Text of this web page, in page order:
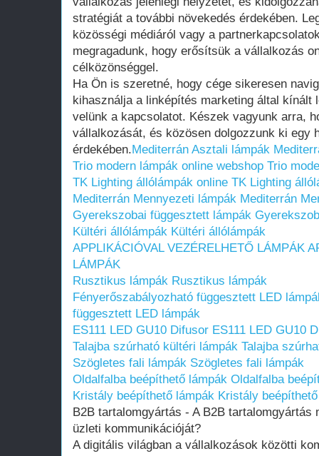
stratégiát a további növekedés érdekében.
közösségi médiáról vagy a
megragadunk, hogy erősítsük a vállalkozás
célközönséggel.
Ha Ön is szeretné, hogy cége sikeresen
kihasználja a linképítés marketing által kínált
velünk a kapcsolatot. Készek vagyunk arra,
vállalkozását, és közösen dolgozzunk ki egy
érdekében.Mediterrán Asztali lámpák
Trio modern lámpák online webshop Trio
TK Lighting állólámpák online TK Lighting
Mediterrán Mennyezeti lámpák Mediterrán
Gyerekszobai függesztett lámpák
Kültéri állólámpák Kültéri állólámpák
APPLIKÁCIÓVAL VEZÉRELHETŐ LÁMPÁK
LÁMPÁK
Rusztikus lámpák Rusztikus lámpák
Fényerőszabályozható függesztett LED
függesztett LED lámpák
ES111 LED GU10 Difusor ES111 LED GU10
Talajba szúrható kültéri lámpák Talajba
Szögletes fali lámpák Szögletes fali lámpák
Oldalfalba beépíthető lámpák Oldalfalba
Kristály beépíthető lámpák Kristály
B2B tartalomgyártás - A B2B
üzleti kommunikációját?
A digitális világban a vállalkozások közötti